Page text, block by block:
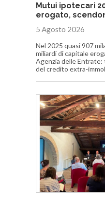
Mutui ipotecari
erogato,
5 Agosto 2026
Nel 2025 quasi 907
miliardi di capitale
Agenzia delle Entrate:
del credito extra-